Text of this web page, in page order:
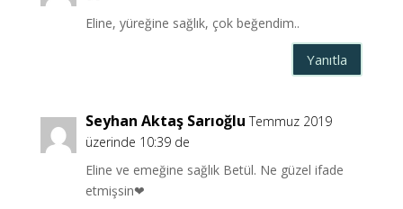
Eline, yüreğine sağlık, çok beğendim..
Yanıtla
Seyhan Aktaş Sarıoğlu Temmuz 2019
üzerinde 10:39 de
Eline ve emeğine sağlık Betül. Ne güzel ifade
etmişsin❤